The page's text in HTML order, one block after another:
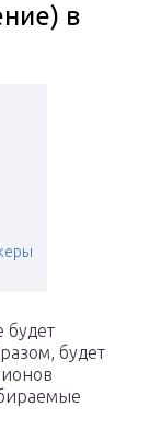
в
будет
будет